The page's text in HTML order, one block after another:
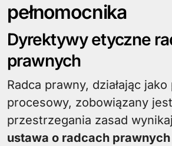
pełnomocnika
Dyrektywy etyczne
prawnych
Radca prawny, działając jako
procesowy, zobowiązany
przestrzegania zasad
ustawa o radcach prawnych